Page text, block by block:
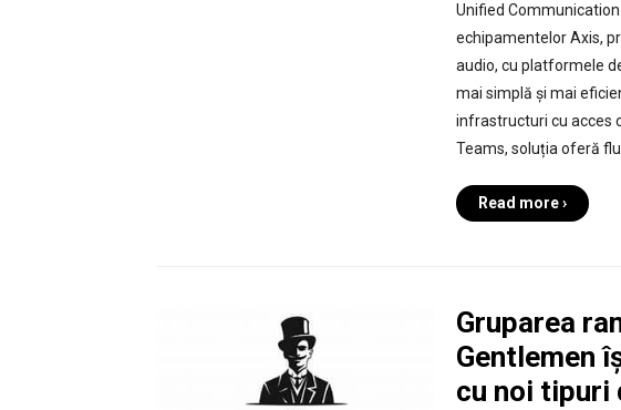
Unified
echipamentelor Axis,
audio, cu platformele
mai simplă și mai
infrastructuri cu acces
Teams, soluția oferă
Read more ›
Gruparea
Gentlemen
cu noi tipuri